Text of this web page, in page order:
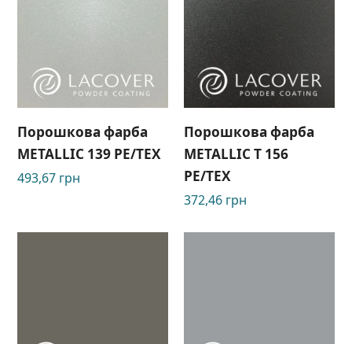
Порошкова фарба
METALLIC 139 PE/TEX
493,67 грн
Порошкова фарба
METALLIC T 156
PE/TEX
372,46 грн